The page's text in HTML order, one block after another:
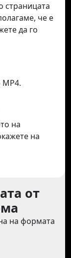
страницата
че е
да го
на
на
от
на формата